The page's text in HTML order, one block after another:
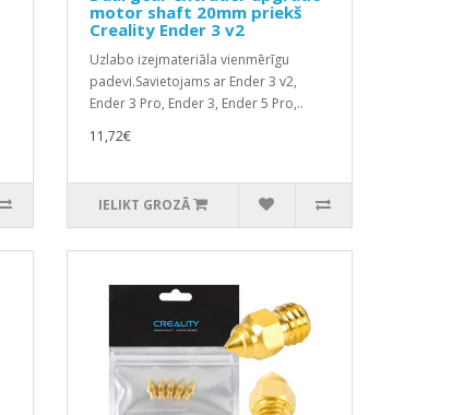
motor shaft 20mm priekš
Creality Ender 3 v2
Uzlabo izejmateriāla vienmērīgu
padevi.Savietojams ar Ender 3 v2,
Ender 3 Pro, Ender 3, Ender 5 Pro,..
11,72€
IELIKT GROZĀ